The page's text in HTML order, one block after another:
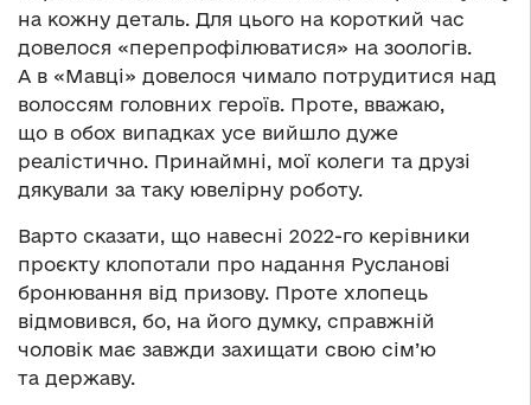
на кожну деталь. Для цього на короткий час
довелося «перепрофілюватися» на зоологів.
А в «Мавці» довелося чимало потрудитися над
волоссям головних героїв. Проте, вважаю,
що в обох випадках усе вийшло дуже
реалістично. Принаймні, мої колеги та друзі
дякували за таку ювелірну роботу.
Варто сказати, що навесні 2022-го керівники
проєкту клопотали про надання Русланові
бронювання від призову. Проте хлопець
відмовився, бо, на його думку, справжній
чоловік має завжди захищати свою сім’ю
та державу.